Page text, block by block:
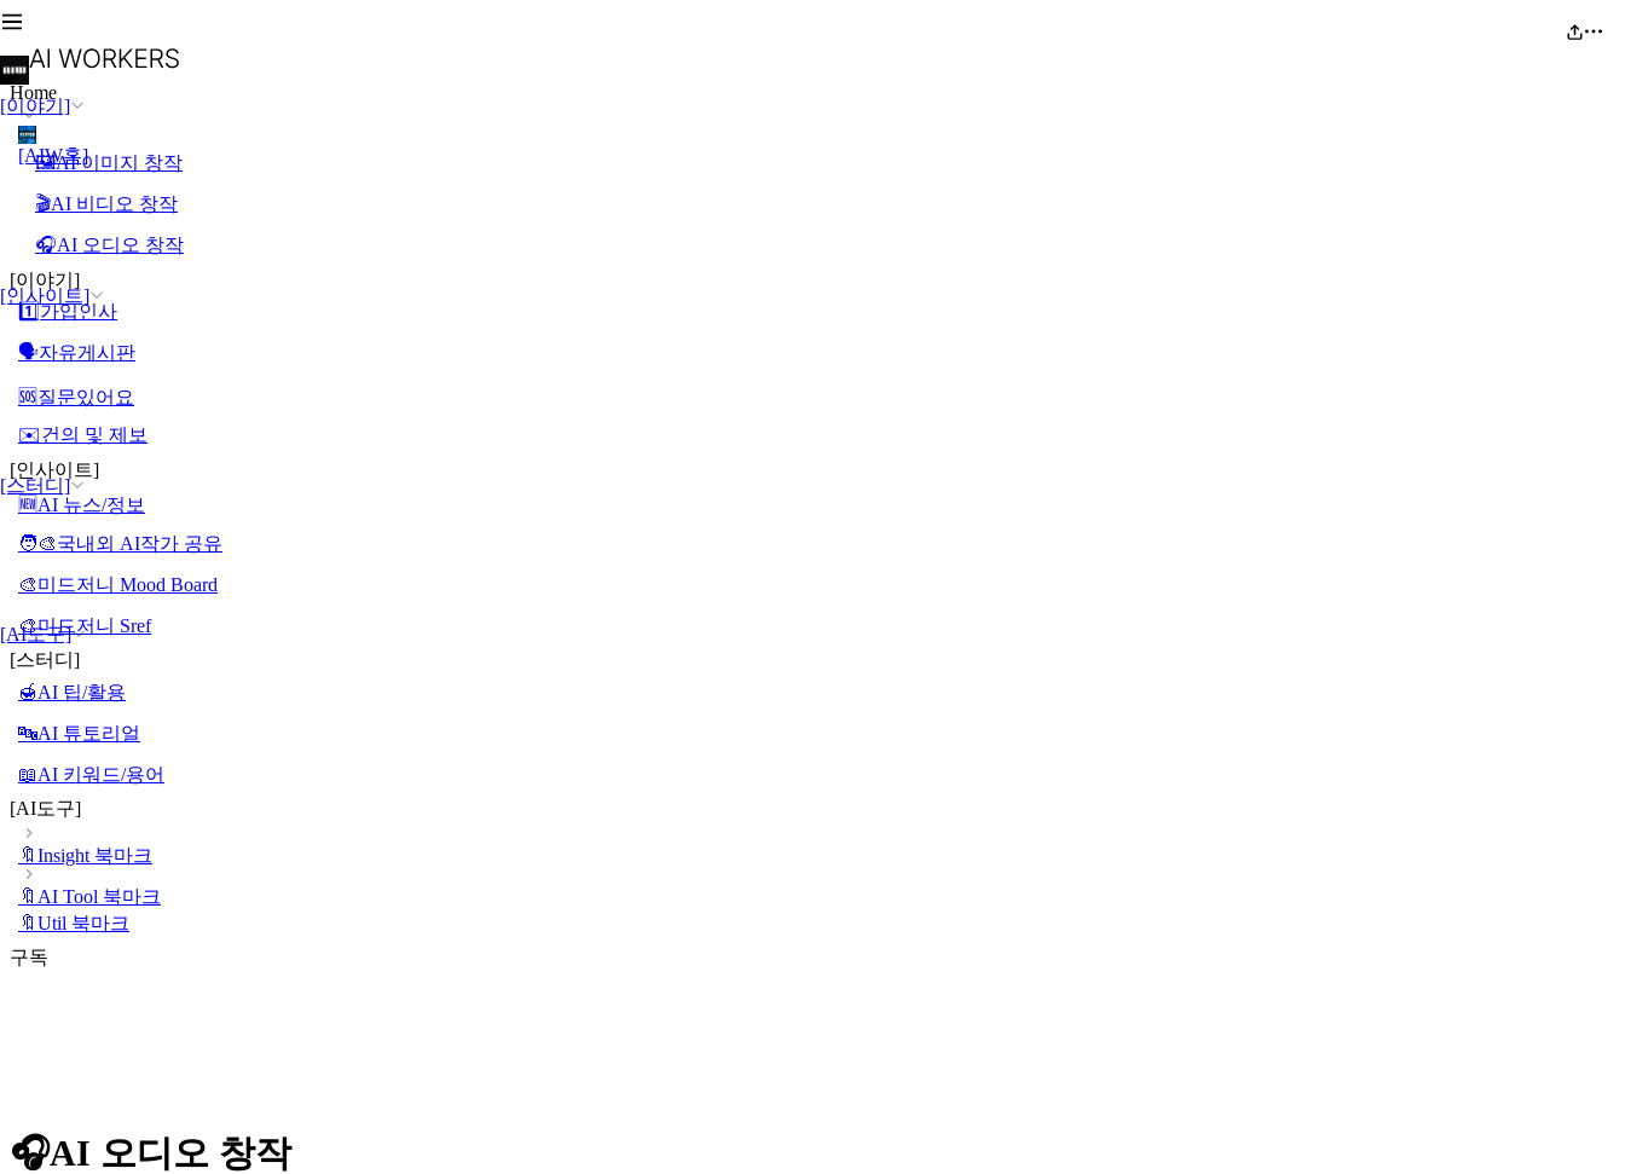
[이야기]
[인사이트]
[스터디]
[AI도구]
Home
[AIW홈]
🖼️AI 이미지 창작
🎬AI 비디오 창작
🎧AI 오디오 창작
[이야기]
1️⃣가입인사
🗣️자유게시판
🆘질문있어요
✉️건의 및 제보
[인사이트]
🆕AI 뉴스/정보
🧑‍🎨국내외 AI작가 공유
🎨미드저니 Mood Board
🎨미드저니 Sref
[스터디]
🍯AI 팁/활용
🔤AI 튜토리얼
📖AI 키워드/용어
[AI도구]
🔖Insight 북마크
🔖AI Tool 북마크
🔖Util 북마크
구독
🎧AI 오디오 창작